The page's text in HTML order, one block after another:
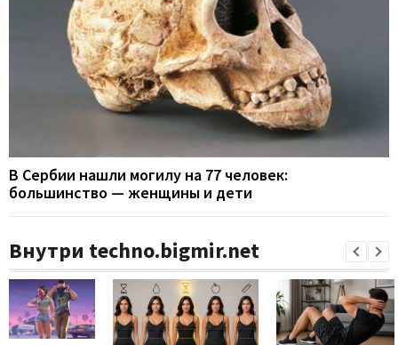
В Сербии нашли могилу на 77 человек:
большинство — женщины и дети
Внутри techno.bigmir.net